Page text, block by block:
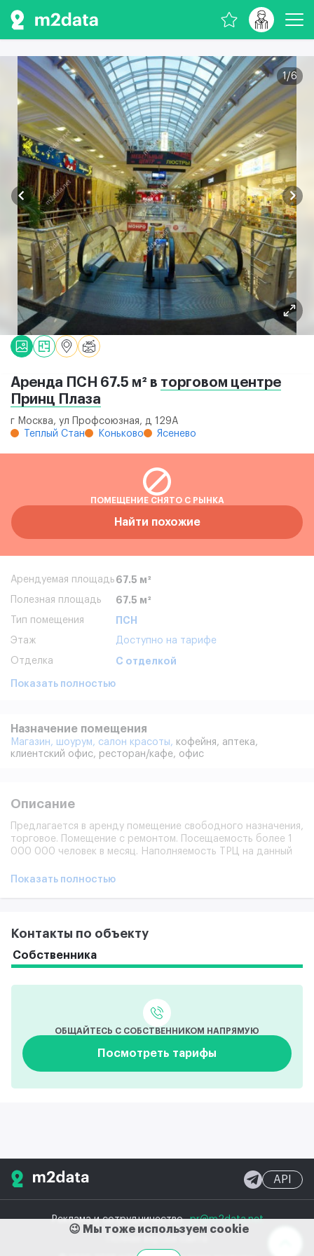
1/6
Аренда ПСН 67.5 м² в торговом центре
Принц Плаза
г Москва, ул Профсоюзная, д 129А
Теплый Стан
Коньково Ясенево
ПОМЕЩЕНИЕ СНЯТО С РЫНКА
Найти похожие
Арендуемая площадь 67.5 м²
Полезная площадь 67.5 м²
Тип помещения ПСН
Этаж Доступно на тарифе
Отделка С отделкой
Показать полностью
Назначение помещения
Магазин, шоурум, салон красоты, кофейня, аптека,
клиентский офис, ресторан/кафе, офис
Описание
Предлагается в аренду помещение свободного назначения,
торговое. Помещение с ремонтом. Посещаемость более 1
000 000 человек в месяц. Наполняемость ТРЦ на данный
помещений в торговом центре, а так же места общего
Показать полностью
Контакты по объекту
Собственника
ОБЩАЙТЕСЬ С СОБСТВЕННИКОМ НАПРЯМУЮ
Посмотреть тарифы
Реклама и сотрудничествоpr@m2data.net
API
😉 Мы тоже используем cookie